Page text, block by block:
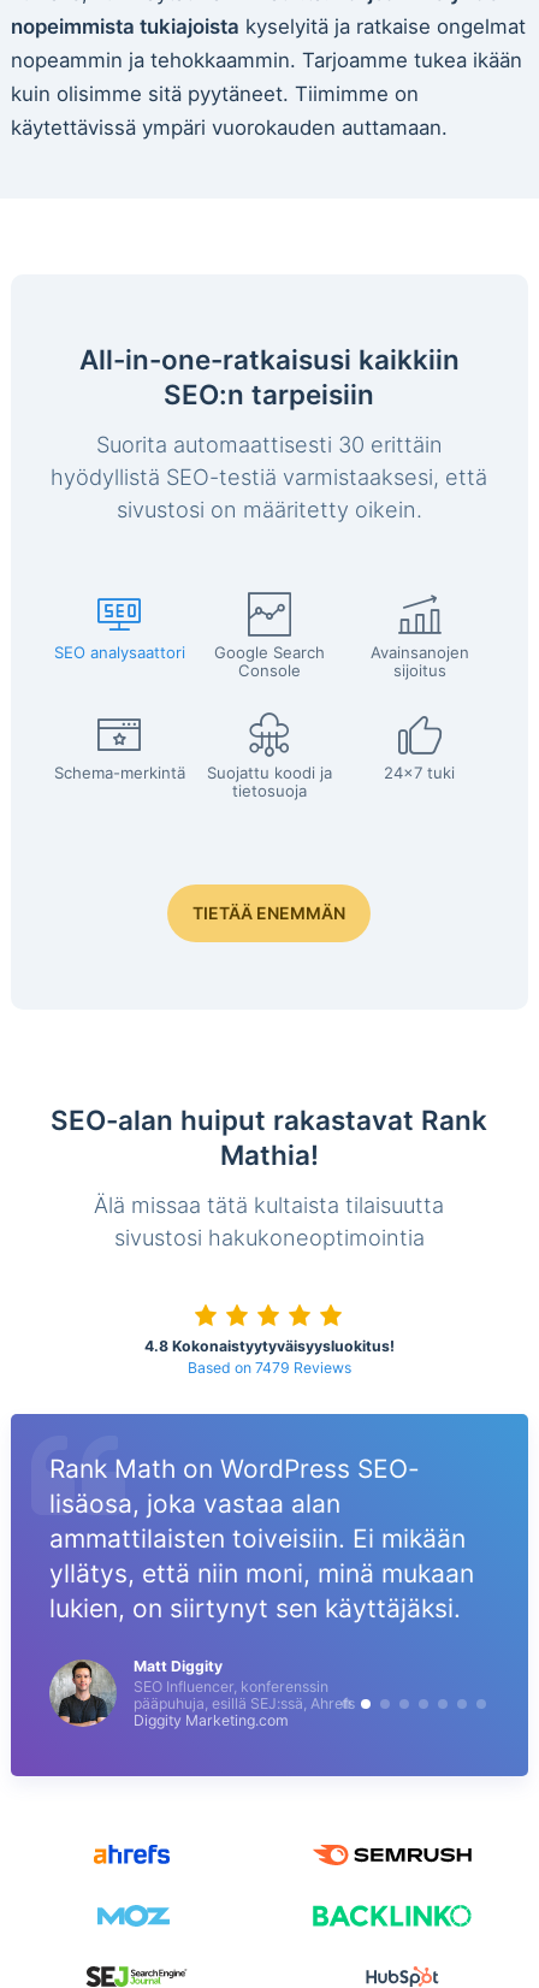
nopeimmista tukiajoista kyselyitä ja ratkaise ongelmat
nopeammin ja tehokkaammin. Tarjoamme tukea ikään
kuin olisimme sitä pyytäneet. Tiimimme on
käytettävissä ympäri vuorokauden auttamaan.
All-in-one-ratkaisusi kaikkiin
SEO:n tarpeisiin
Suorita automaattisesti 30 erittäin
hyödyllistä SEO-testiä varmistaaksesi, että
sivustosi on määritetty oikein.
SEO analysaattori
Google Search
Console
Avainsanojen
sijoitus
Schema-merkintä
Suojattu koodi ja
tietosuoja
24x7 tuki
TIETÄÄ ENEMMÄN
SEO-alan huiput rakastavat Rank
Mathia!
Älä missaa tätä kultaista tilaisuutta
sivustosi hakukoneoptimointia
4.8 Kokonaistyytyväisyysluokitus!
Based on 7479 Reviews
Rank Math on WordPress SEO-
lisäosa, joka vastaa alan
ammattilaisten toiveisiin. Ei mikään
yllätys, että niin moni, minä mukaan
lukien, on siirtynyt sen käyttäjäksi.
Matt Diggity
SEO Influencer, konferenssin
pääpuhuja, esillä SEJ:ssä, Ahrefs
Diggity Marketing.com